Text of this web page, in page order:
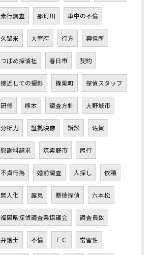
素行調査 那珂川 車中の不倫
久留米 大宰府 行方 興信所
つばめ探偵社 春日市 契約
接近しての撮影 篠栗町 探偵スタッフ
研修 熊本 調査方針 大野城市
分析力 証拠映像 訴訟 佐賀
慰謝料請求 筑紫野市 尾行
不貞行為 婚前調査 人探し 依頼
無人化 露見 悪徳探偵 六本松
福岡県探偵調査業協議会 調査員数
弁護士 不倫 ＦＣ 常習性